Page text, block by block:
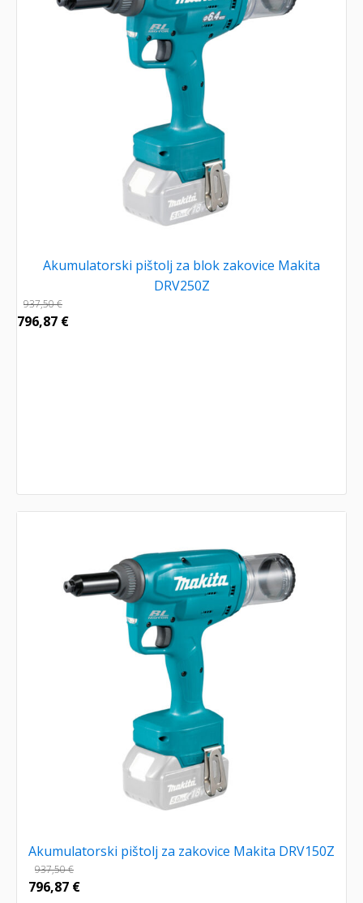
Akumulatorski pištolj za blok zakovice Makita
DRV250Z
937,50€
796,87 €
Akumulatorski pištolj za zakovice Makita DRV150Z
937,50€
796,87 €